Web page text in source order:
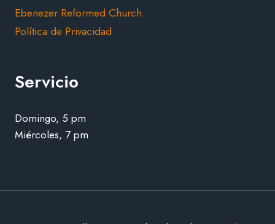
Ebenezer Reformed Church
Política de Privacidad
Servicio
Domingo, 5 pm
Miércoles, 7 pm